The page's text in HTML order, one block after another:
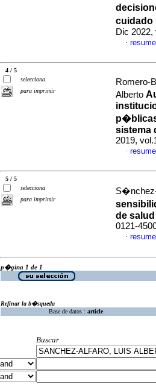
cuidado
Dic 2022,
·
4 / 5
selecciona
para imprimir
Romero-
Alberto
sistema
2019,
·
5 / 5
selecciona
para imprimir
de
0121-
·
p�gina 1 de 1
Refinar la b�squeda
Base de datos : article
Buscar